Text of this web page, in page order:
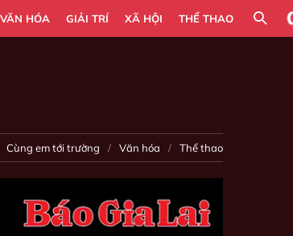
VĂN HÓA GIẢI TRÍ XÃ HỘI THỂ THAO
Cùng em tới trường Văn hóa Thể thao